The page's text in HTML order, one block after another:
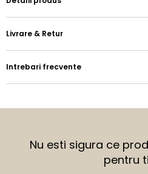
Livrare & Retur
Intrebari frecvente
Nu esti sigura ce
pentru